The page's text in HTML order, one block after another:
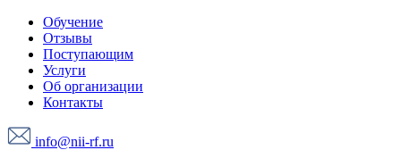
Обучение
Отзывы
Поступающим
Услуги
Об организации
Контакты
info@nii-rf.ru